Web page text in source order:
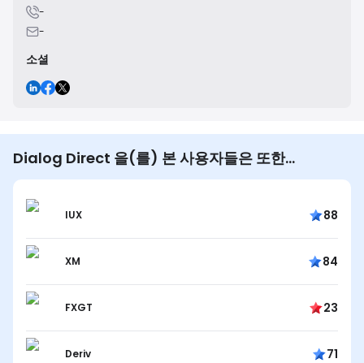
-
-
소셜
Dialog Direct 을(를) 본 사용자들은 또한…
IUX 88
XM 84
FXGT 23
Deriv 71